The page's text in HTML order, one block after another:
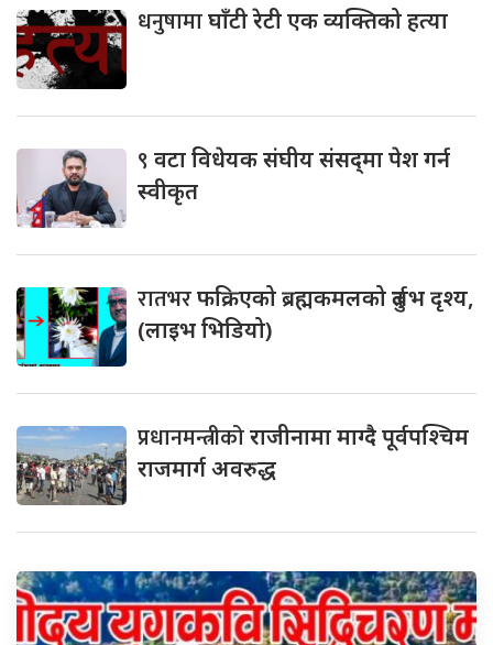
धनुषामाघाँटी रेटी एक व्यक्तिको हत्या
९ वटा विधेयक संघीय संसद्‌मा पेश गर्न
स्वीकृत
रातभरफक्रिएको ब्रह्मकमलको दुर्लभ दृश्य,
(लाइभ भिडियो)
प्रधानमन्त्रीकोराजीनामा माग्दै पूर्वपश्चिम
राजमार्ग अवरुद्ध